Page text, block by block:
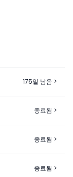
175일 남음 >
종료됨 >
종료됨 >
종료됨 >